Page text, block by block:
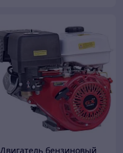
Двигатель бензиновый